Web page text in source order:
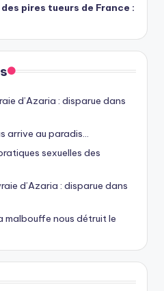
pires tueurs de France :
d’Azaria : disparue dans
arrive au paradis…
sexuelles des
d’Azaria : disparue dans
malbouffe nous détruit le